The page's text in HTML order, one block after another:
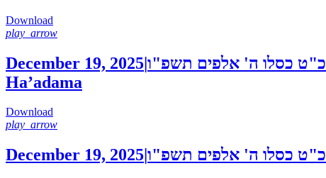
Download
play_arrow
December 19, 2025|כ"ט כסלו ה' אלפים תשפ"ו
Ha’adama
Download
play_arrow
December 19, 2025כ"ט כסלו ה' אלפים תשפ"ו